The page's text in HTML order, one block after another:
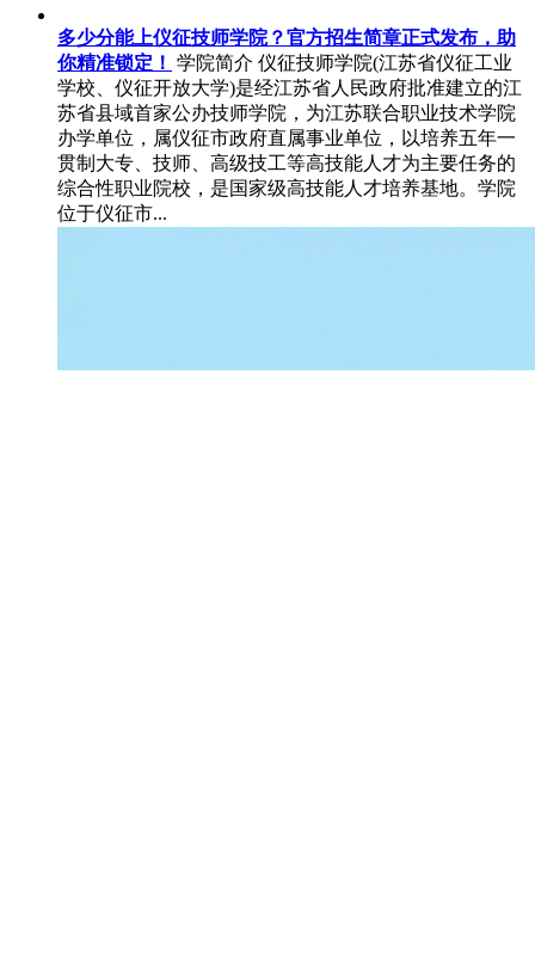
多少分能上仪征技师学院？官方招生简章正式发布，助
你精准锁定！ 学院简介 仪征技师学院(江苏省仪征工业
学校、仪征开放大学)是经江苏省人民政府批准建立的江
苏省县域首家公办技师学院，为江苏联合职业技术学院
办学单位，属仪征市政府直属事业单位，以培养五年一
贯制大专、技师、高级技工等高技能人才为主要任务的
综合性职业院校，是国家级高技能人才培养基地。学院
位于仪征市...